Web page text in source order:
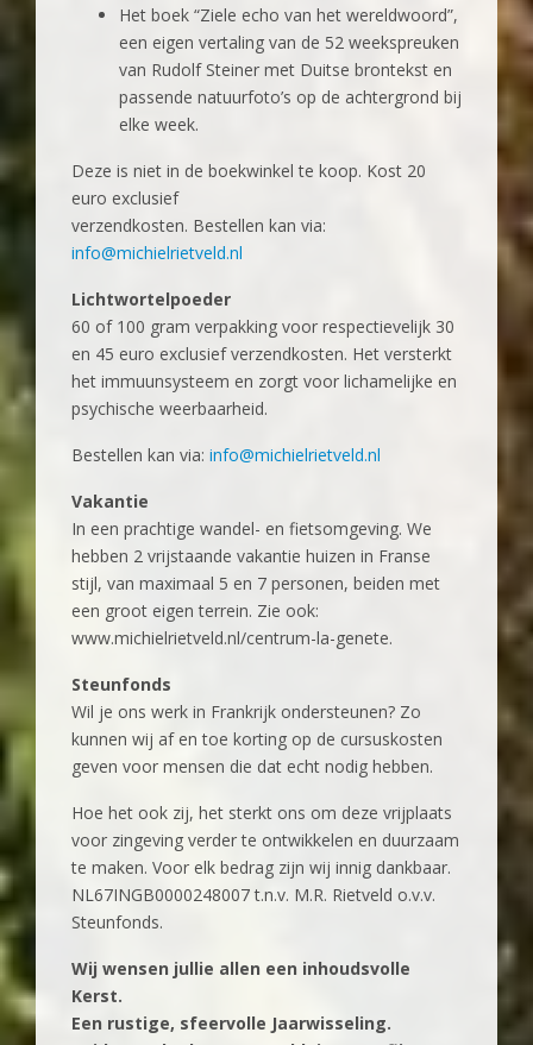
Het boek “Ziele echo van het wereldwoord”,
een eigen vertaling van de 52 weekspreuken
van Rudolf Steiner met Duitse brontekst en
passende natuurfoto’s op de achtergrond bij
elke week.
Deze is niet in de boekwinkel te koop. Kost 20
euro exclusief
verzendkosten. Bestellen kan via:
info@michielrietveld.nl
Lichtwortelpoeder
60 of 100 gram verpakking voor respectievelijk 30
en 45 euro exclusief verzendkosten. Het versterkt
het immuunsysteem en zorgt voor lichamelijke en
psychische weerbaarheid.
Bestellen kan via: info@michielrietveld.nl
Vakantie
In een prachtige wandel- en fietsomgeving. We
hebben 2 vrijstaande vakantie huizen in Franse
stijl, van maximaal 5 en 7 personen, beiden met
een groot eigen terrein. Zie ook:
www.michielrietveld.nl/centrum-la-genete.
Steunfonds
Wil je ons werk in Frankrijk ondersteunen? Zo
kunnen wij af en toe korting op de cursuskosten
geven voor mensen die dat echt nodig hebben.
Hoe het ook zij, het sterkt ons om deze vrijplaats
voor zingeving verder te ontwikkelen en duurzaam
te maken. Voor elk bedrag zijn wij innig dankbaar.
NL67INGB0000248007 t.n.v. M.R. Rietveld o.v.v.
Steunfonds.
Wij wensen jullie allen een inhoudsvolle
Kerst.
Een rustige, sfeervolle Jaarwisseling.